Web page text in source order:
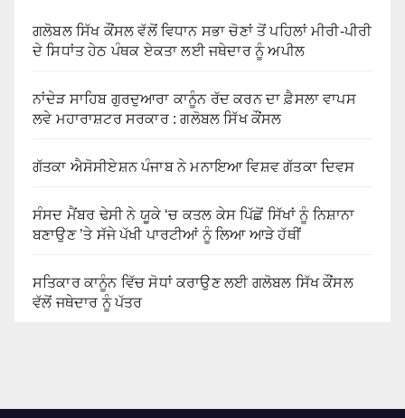
ਗਲੋਬਲ ਸਿੱਖ ਕੌਂਸਲ ਵੱਲੋਂ ਵਿਧਾਨ ਸਭਾ ਚੋਣਾਂ ਤੋਂ ਪਹਿਲਾਂ ਮੀਰੀ-ਪੀਰੀ
ਦੇ ਸਿਧਾਂਤ ਹੇਠ ਪੰਥਕ ਏਕਤਾ ਲਈ ਜਥੇਦਾਰ ਨੂੰ ਅਪੀਲ
ਨਾਂਦੇੜ ਸਾਹਿਬ ਗੁਰਦੁਆਰਾ ਕਾਨੂੰਨ ਰੱਦ ਕਰਨ ਦਾ ਫ਼ੈਸਲਾ ਵਾਪਸ
ਲਵੇ ਮਹਾਰਾਸ਼ਟਰ ਸਰਕਾਰ : ਗਲੋਬਲ ਸਿੱਖ ਕੌਂਸਲ
ਗੱਤਕਾ ਐਸੋਸੀਏਸ਼ਨ ਪੰਜਾਬ ਨੇ ਮਨਾਇਆ ਵਿਸ਼ਵ ਗੱਤਕਾ ਦਿਵਸ
ਸੰਸਦ ਮੈਂਬਰ ਢੇਸੀ ਨੇ ਯੂਕੇ ‘ਚ ਕਤਲ ਕੇਸ ਪਿੱਛੋਂ ਸਿੱਖਾਂ ਨੂੰ ਨਿਸ਼ਾਨਾ
ਬਣਾਉਣ ’ਤੇ ਸੱਜੇ ਪੱਖੀ ਪਾਰਟੀਆਂ ਨੂੰ ਲਿਆ ਆੜੇ ਹੱਥੀਂ
ਸਤਿਕਾਰ ਕਾਨੂੰਨ ਵਿੱਚ ਸੋਧਾਂ ਕਰਾਉਣ ਲਈ ਗਲੋਬਲ ਸਿੱਖ ਕੌਂਸਲ
ਵੱਲੋਂ ਜਥੇਦਾਰ ਨੂੰ ਪੱਤਰ